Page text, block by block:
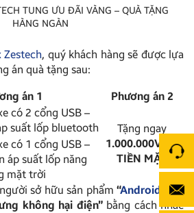
TUNG ƯU ĐÃI VÀNG – QUÀ TẶNG
HÀNG NGÀN
Zestech, quý khách hàng sẽ được lựa
án quà tặng sau:
án 1 Phương án 2
có 2 cổng USB –
suất lốp bluetooth
Tặng ngay
1.000.000VNĐ
TIỀN MẶT
có 1 cổng USB –
áp suất lốp năng
mặt trời
sở hữu sản phẩm “Android Box
không hại điện”bằng cách nhấc